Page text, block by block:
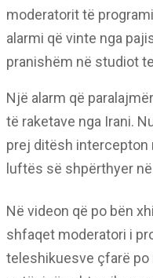
moderatorit të
alarmi që vinte nga
pranishëm në studiot
Një alarm që
të raketave nga Irani.
prej ditësh intercepton
luftës së shpërthyer
Në videon që po bën
shfaqet moderatori i
teleshikuesve çfarë po